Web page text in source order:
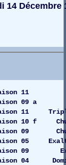
14 Décembre
11
10 f
09
05
Maison 09
04